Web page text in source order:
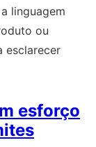
linguagem
ou
esclarecer
esforço